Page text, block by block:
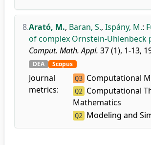
8.Arató, M., Baran, S., Ispány, M.:
of complex Ornstein-Uhlenbeck
Comput. Math. Appl. 37 (1), 1-13,
DEA Scopus
Journal
metrics:
Q3 Computational
Q2
Computational
Mathematics
Q2 Modeling and